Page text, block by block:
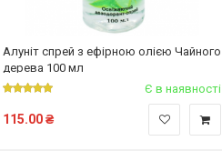
Алуніт спрей з ефірною олією Чайного
дерева 100 мл
Є в наявності
115.00₴